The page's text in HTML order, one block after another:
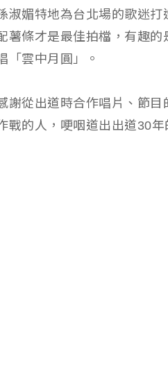
淑媚特地為台北場的歌迷
薯條才是最佳拍檔，有趣
「雲中月圓」。
謝從出道時合作唱片、節
戰的人，哽咽道出出道30